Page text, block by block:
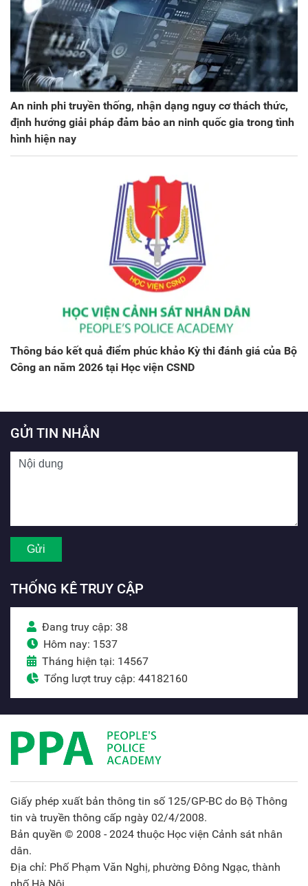
An ninh phi truyền thống, nhận dạng nguy cơ thách thức,
định hướng giải pháp đảm bảo an ninh quốc gia trong tình
hình hiện nay
Thông báo kết quả điểm phúc khảo Kỳ thi đánh giá của Bộ
Công an năm 2026 tại Học viện CSND
GỬI TIN NHẮN
THỐNG KÊ TRUY CẬP
Đang truy cập: 38
Hôm nay: 1537
Tháng hiện tại: 14567
Tổng lượt truy cập: 44182160
Giấy phép xuất bản thông tin số 125/GP-BC do Bộ Thông
tin và truyền thông cấp ngày 02/4/2008.
Bản quyền © 2008 - 2024 thuộc Học viện Cảnh sát nhân
dân.
Địa chỉ: Phố Phạm Văn Nghị, phường Đông Ngạc, thành